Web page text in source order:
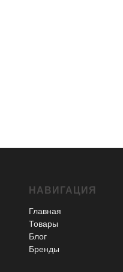
НАВИГАЦИЯ
Главная
Товары
Блог
Бренды